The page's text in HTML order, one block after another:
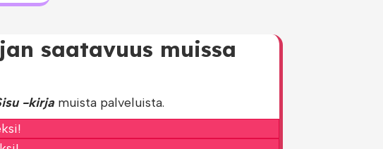
saatavuus muissa
-kirja muista palveluista.